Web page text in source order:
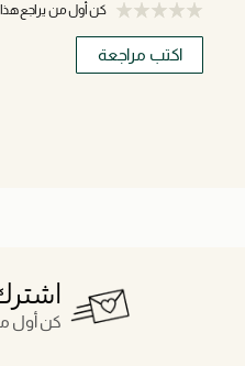
كن أول من يراجع هذا
اكتب مراجعة
كن أول من